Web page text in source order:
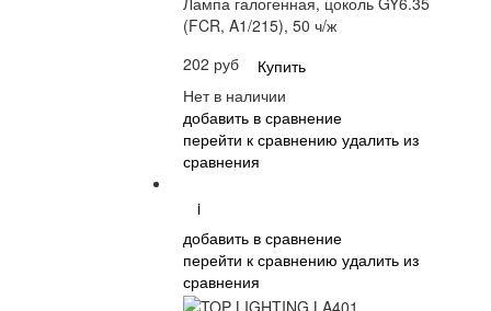
(FCR, A1/215), 50 ч/ж
202 руб
Купить
Нет в наличии
добавить в сравнение
перейти к сравнению удалить из
сравнения
i
добавить в сравнение
перейти к сравнению удалить из
сравнения